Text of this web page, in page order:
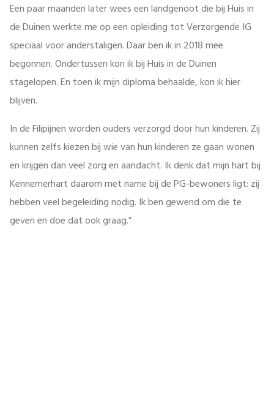
Een paar maanden later wees een landgenoot die bij Huis in
de Duinen werkte me op een opleiding tot Verzorgende IG
speciaal voor anderstaligen. Daar ben ik in 2018 mee
begonnen. Ondertussen kon ik bij Huis in de Duinen
stagelopen. En toen ik mijn diploma behaalde, kon ik hier
blijven.
In de Filipijnen worden ouders verzorgd door hun kinderen. Zij
kunnen zelfs kiezen bij wie van hun kinderen ze gaan wonen
en krijgen dan veel zorg en aandacht. Ik denk dat mijn hart bij
Kennemerhart daarom met name bij de PG-bewoners ligt: zij
hebben veel begeleiding nodig. Ik ben gewend om die te
geven en doe dat ook graag.”